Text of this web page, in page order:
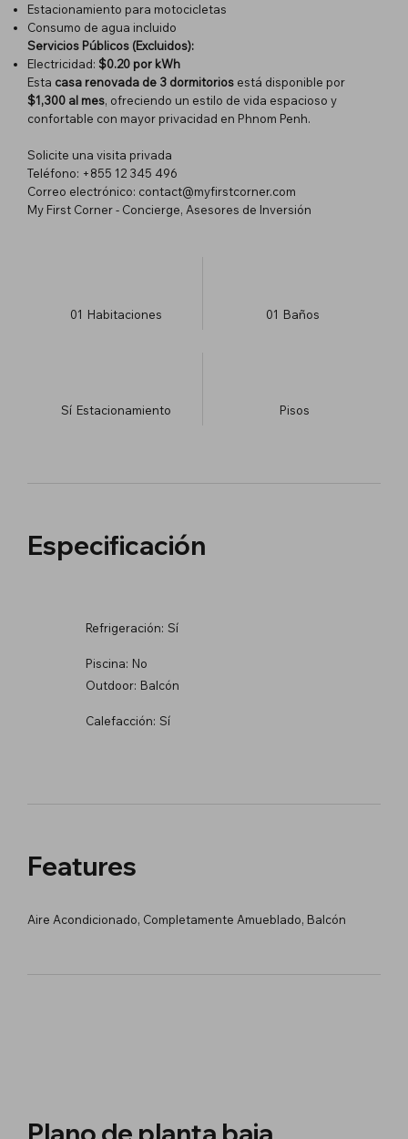
Estacionamiento para motocicletas
Consumo de agua incluido
Servicios Públicos (Excluidos):
Electricidad: $0.20 por kWh
Esta casa renovada de 3 dormitorios está disponible por
$1,300 al mes, ofreciendo un estilo de vida espacioso y
confortable con mayor privacidad en Phnom Penh.
Solicite una visita privada
Teléfono: +855 12 345 496
Correo electrónico: contact@myfirstcorner.com
My First Corner - Concierge, Asesores de Inversión
01 Habitaciones 01 Baños
Sí Estacionamiento ​Pisos
Especificación
Refrigeración: Sí
Piscina: No
Outdoor: Balcón
Calefacción: Sí
Features
Aire Acondicionado, Completamente Amueblado, Balcón